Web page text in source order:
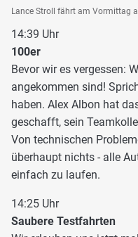
Lance Stroll fährt am Vormittag
14:39 Uhr
100er
Bevor wir es vergessen:
angekommen sind!
haben. Alex Albon hat
geschafft, sein
Von technischen
überhaupt nichts - alle
einfach zu laufen.
14:25 Uhr
Saubere Testfahrten